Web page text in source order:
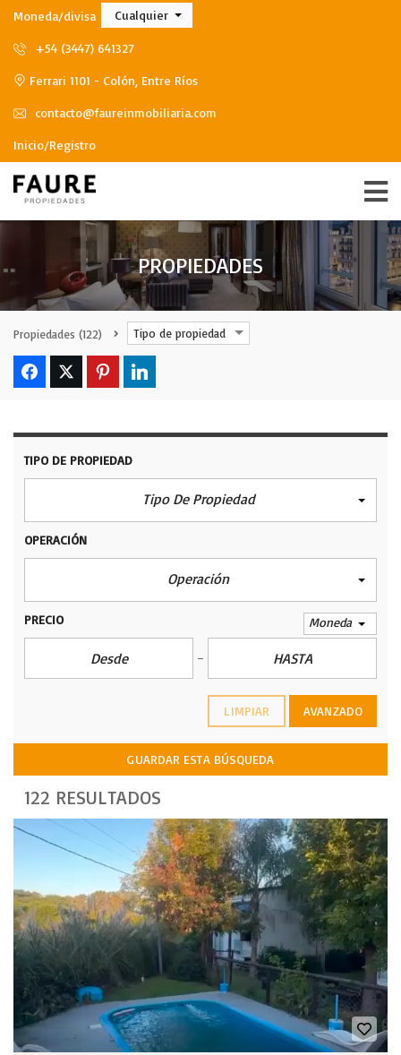
Moneda/divisa Cualquier
+54 (3447) 641327
Ferrari 1101 - Colón, Entre Ríos
contacto@faureinmobiliaria.com
Inicio/Registro
PROPIEDADES
Propiedades (122) Tipo de propiedad
TIPO DE PROPIEDAD
Tipo De Propiedad
OPERACIÓN
Operación
PRECIO Moneda
LIMPIAR AVANZADO
GUARDAR ESTA BÚSQUEDA
122 RESULTADOS